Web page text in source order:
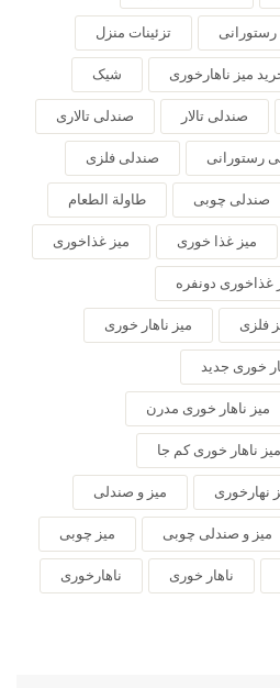
رستورانی تزئینات منزل
میز ناهارخوری شیک
صندلی تالار صندلی تالاری
رستورانی صندلی فلزی
صندلی چوبی طاولة الطعام
میز غذا خوری میز غذاخوری
غذاخوری دونفره
فلزی میز ناهار خوری
خوری جدید
میز ناهار خوری مدرن
میز ناهار خوری کم جا
نهارخوری میز و صندلی
میز و صندلی چوبی میز چوبی
ناهار خوری ناهارخوری